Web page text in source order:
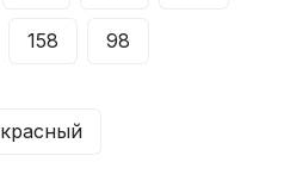
158 98
красный